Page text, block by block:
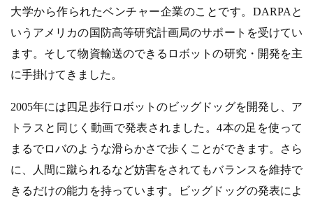
大学から作られたベンチャー企業のことです。DARPAと
いうアメリカの国防高等研究計画局のサポートを受けてい
ます。そして物資輸送のできるロボットの研究・開発を主
に手掛けてきました。
2005年には四足歩行ロボットのビッグドッグを開発し、ア
トラスと同じく動画で発表されました。4本の足を使って
まるでロバのような滑らかさで歩くことができます。さら
に、人間に蹴られるなど妨害をされてもバランスを維持で
きるだけの能力を持っています。ビッグドッグの発表によ